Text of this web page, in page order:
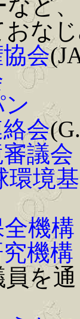
ど
な
会
会
議会
境
機構
機構
を